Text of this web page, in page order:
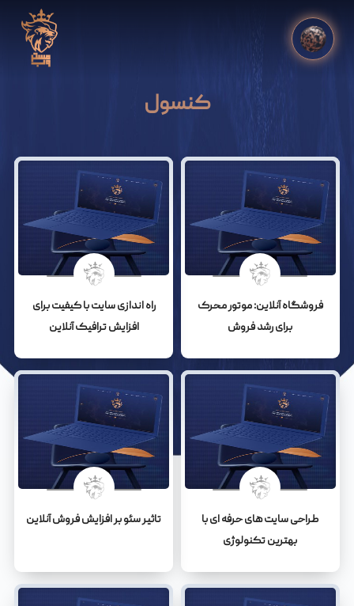
کنسول
فروشگاه آنلاین: موتور محرک
برای رشد فروش
راه اندازی سایت با کیفیت برای
افزایش ترافیک آنلاین
طراحی سایت های حرفه ای با
بهترین تکنولوژی
تاثیر سئو بر افزایش فروش آنلاین